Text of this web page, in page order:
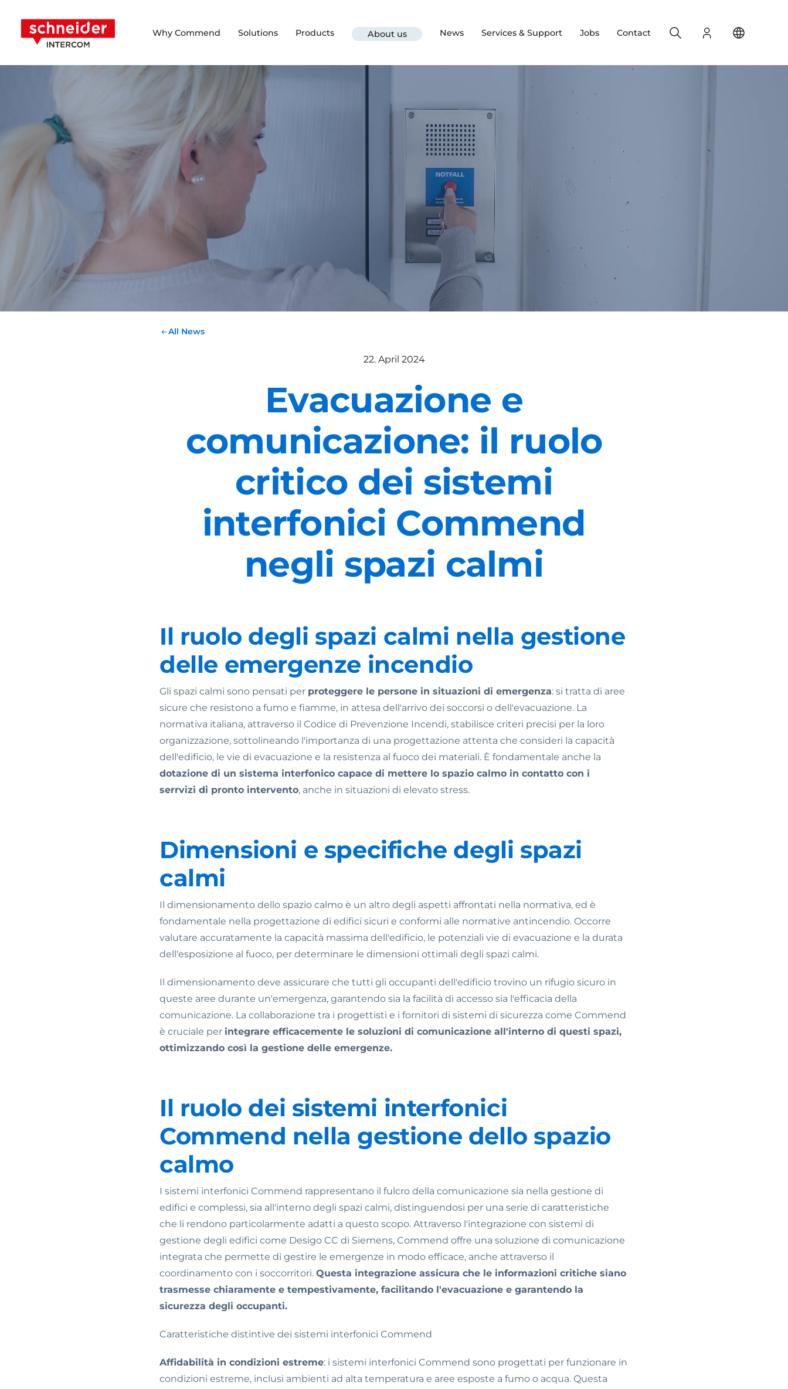
Why Commend Solutions Products About us News Services & Support Jobs Contact Login
Search
All News
22. April 2024
Evacuazione e
comunicazione: il ruolo
critico dei sistemi
interfonici Commend
negli spazi calmi
Il ruolo degli spazi calmi nella gestione
delle emergenze incendio
Gli spazi calmi sono pensati per proteggere le persone in situazioni di emergenza: si tratta di aree
sicure che resistono a fumo e fiamme, in attesa dell'arrivo dei soccorsi o dell'evacuazione. La
normativa italiana, attraverso il Codice di Prevenzione Incendi, stabilisce criteri precisi per la loro
organizzazione, sottolineando l'importanza di una progettazione attenta che consideri la capacità
dell'edificio, le vie di evacuazione e la resistenza al fuoco dei materiali. È fondamentale anche la
dotazione di un sistema interfonico capace di mettere lo spazio calmo in contatto con i
serrvizi di pronto intervento, anche in situazioni di elevato stress.
Dimensioni e specifiche degli spazi
calmi
Il dimensionamento dello spazio calmo è un altro degli aspetti affrontati nella normativa, ed è
fondamentale nella progettazione di edifici sicuri e conformi alle normative antincendio. Occorre
valutare accuratamente la capacità massima dell'edificio, le potenziali vie di evacuazione e la durata
dell'esposizione al fuoco, per determinare le dimensioni ottimali degli spazi calmi.
Il dimensionamento deve assicurare che tutti gli occupanti dell'edificio trovino un rifugio sicuro in
queste aree durante un'emergenza, garantendo sia la facilità di accesso sia l'efficacia della
comunicazione. La collaborazione tra i progettisti e i fornitori di sistemi di sicurezza come Commend
è cruciale per integrare efficacemente le soluzioni di comunicazione all'interno di questi spazi,
ottimizzando così la gestione delle emergenze.
Il ruolo dei sistemi interfonici
Commend nella gestione dello spazio
calmo
I sistemi interfonici Commend rappresentano il fulcro della comunicazione sia nella gestione di
edifici e complessi, sia all'interno degli spazi calmi, distinguendosi per una serie di caratteristiche
che li rendono particolarmente adatti a questo scopo. Attraverso l'integrazione con sistemi di
gestione degli edifici come Desigo CC di Siemens, Commend offre una soluzione di comunicazione
integrata che permette di gestire le emergenze in modo efficace, anche attraverso il
coordinamento con i soccorritori. Questa integrazione assicura che le informazioni critiche siano
trasmesse chiaramente e tempestivamente, facilitando l'evacuazione e garantendo la
sicurezza degli occupanti.
Caratteristiche distintive dei sistemi interfonici Commend
Affidabilità in condizioni estreme: i sistemi interfonici Commend sono progettati per funzionare in
condizioni estreme, inclusi ambienti ad alta temperatura e aree esposte a fumo o acqua. Questa